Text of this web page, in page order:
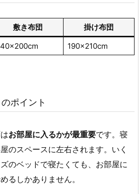
敷き布団
掛け布団
190×210cm
ポイント
お部屋に入るかが最重要です。寝
のスペースに左右されます。いく
のベッドで寝たくても、お部屋に
るしかありません。